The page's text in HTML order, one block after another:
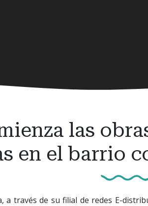
las
en el barrio
a través de su filial de redes E-